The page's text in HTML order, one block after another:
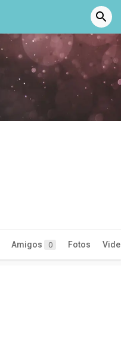
Amigos 0 Fotos